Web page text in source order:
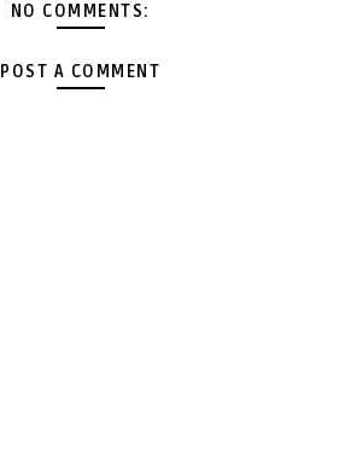
NO COMMENTS:
POST A COMMENT